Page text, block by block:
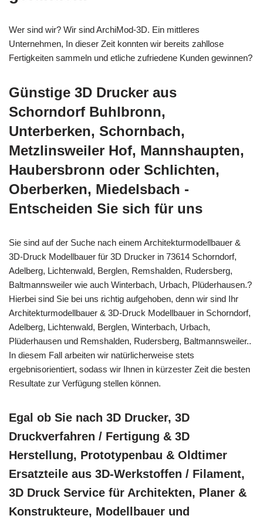
Wer sind wir? Wir sind ArchiMod-3D. Ein mittleres
Unternehmen, In dieser Zeit konnten wir bereits zahllose
Fertigkeiten sammeln und etliche zufriedene Kunden gewinnen?
Günstige 3D Drucker aus
Schorndorf Buhlbronn,
Unterberken, Schornbach,
Metzlinsweiler Hof, Mannshaupten,
Haubersbronn oder Schlichten,
Oberberken, Miedelsbach -
Entscheiden Sie sich für uns
Sie sind auf der Suche nach einem Architekturmodellbauer &
3D-Druck Modellbauer für 3D Drucker in 73614 Schorndorf,
Adelberg, Lichtenwald, Berglen, Remshalden, Rudersberg,
Baltmannsweiler wie auch Winterbach, Urbach, Plüderhausen.?
Hierbei sind Sie bei uns richtig aufgehoben, denn wir sind Ihr
Architekturmodellbauer & 3D-Druck Modellbauer in Schorndorf,
Adelberg, Lichtenwald, Berglen, Winterbach, Urbach,
Plüderhausen und Remshalden, Rudersberg, Baltmannsweiler..
In diesem Fall arbeiten wir natürlicherweise stets
ergebnisorientiert, sodass wir Ihnen in kürzester Zeit die besten
Resultate zur Verfügung stellen können.
Egal ob Sie nach 3D Drucker, 3D
Druckverfahren / Fertigung & 3D
Herstellung, Prototypenbau & Oldtimer
Ersatzteile aus 3D-Werkstoffen / Filament,
3D Druck Service für Architekten, Planer &
Konstrukteure, Modellbauer und